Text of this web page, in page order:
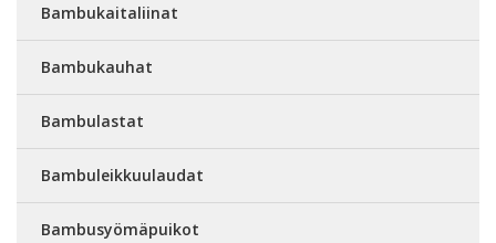
Bambukaitaliinat
Bambukauhat
Bambulastat
Bambuleikkuulaudat
Bambusyömäpuikot